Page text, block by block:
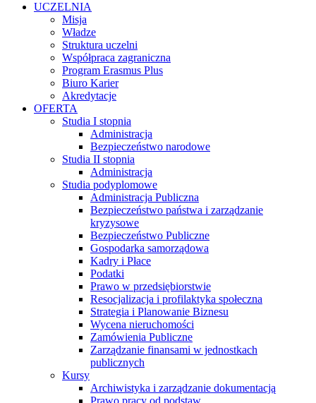
UCZELNIA
Misja
Władze
Struktura uczelni
Współpraca zagraniczna
Program Erasmus Plus
Biuro Karier
Akredytacje
OFERTA
Studia I stopnia
Administracja
Bezpieczeństwo narodowe
Studia II stopnia
Administracja
Studia podyplomowe
Administracja Publiczna
Bezpieczeństwo państwa i zarządzanie
kryzysowe
Bezpieczeństwo Publiczne
Gospodarka samorządowa
Kadry i Płace
Podatki
Prawo w przedsiębiorstwie
Resocjalizacja i profilaktyka społeczna
Strategia i Planowanie Biznesu
Wycena nieruchomości
Zamówienia Publiczne
Zarządzanie finansami w jednostkach
publicznych
Kursy
Archiwistyka i zarządzanie dokumentacją